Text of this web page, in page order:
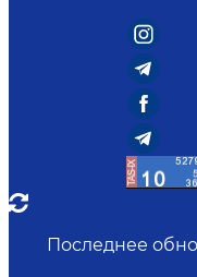
Последнее